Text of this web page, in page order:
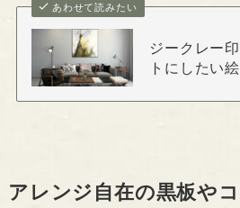
あわせて読みたい
ジークレー
トにしたい
アレンジ自在の黒板や